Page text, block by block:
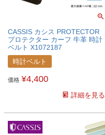
CASSIS カシス PROTECTOR
プロテクター カーフ 牛革 時計
ベルト X1072187
時計ベルト
価格 ¥4,400
詳細を見る